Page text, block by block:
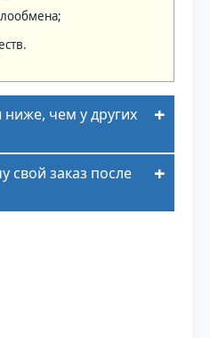
чем у других
свой заказ после